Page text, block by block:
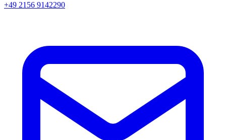
+49 2156 9142290